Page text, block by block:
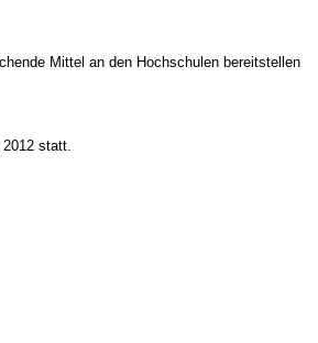
Mittel an den Hochschulen bereitstellen
statt.